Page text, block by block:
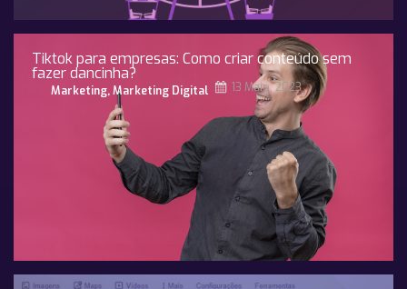
Tiktok para empresas: Como criar conteúdo sem
fazer dancinha?
Marketing,Marketing Digital 13 Maio, 2023